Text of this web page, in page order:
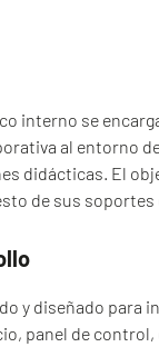
interno se
al entorno
didácticas. El
de sus
y diseñado para
panel de